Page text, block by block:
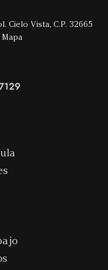
Cielo Vista, C.P. 32665